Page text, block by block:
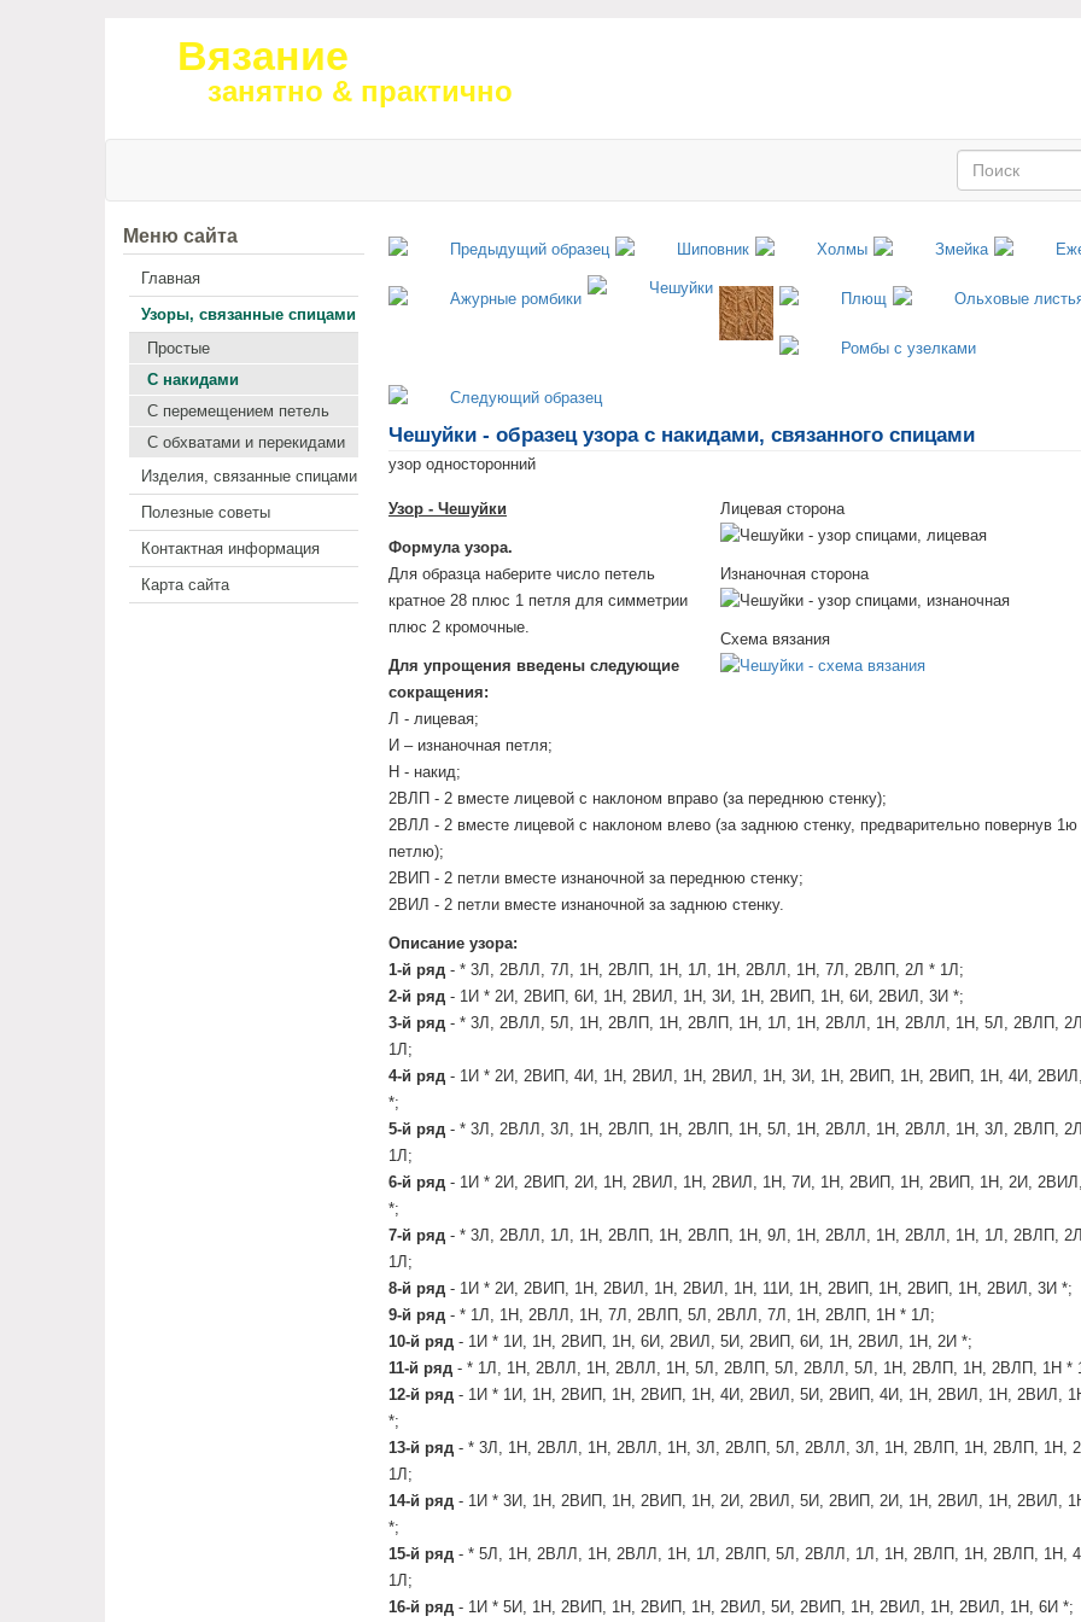
Вязание
занятно & практично
Меню сайта
Главная
Узоры, связанные спицами
Простые
С накидами
С перемещением петель
С обхватами и перекидами
Изделия, связанные спицами
Полезные советы
Контактная информация
Карта сайта
Чешуйки - образец узора с накидами, связанного спицами
узор односторонний
Лицевая сторона
Изнаночная сторона
Схема вязания
Узор - Чешуйки
Формула узора.
Для образца наберите число петель
кратное 28 плюс 1 петля для симметрии
плюс 2 кромочные.
Для упрощения введены следующие
сокращения:
Л - лицевая;
И – изнаночная петля;
Н - накид;
2ВЛП - 2 вместе лицевой с наклоном вправо (за переднюю стенку);
2ВЛЛ - 2 вместе лицевой с наклоном влево (за заднюю стенку, предварительно повернув 1ю
петлю);
2ВИП - 2 петли вместе изнаночной за переднюю стенку;
2ВИЛ - 2 петли вместе изнаночной за заднюю стенку.
Описание узора:
1-й ряд - * 3Л, 2ВЛЛ, 7Л, 1Н, 2ВЛП, 1Н, 1Л, 1Н, 2ВЛЛ, 1Н, 7Л, 2ВЛП, 2Л * 1Л;
2-й ряд - 1И * 2И, 2ВИП, 6И, 1Н, 2ВИЛ, 1Н, 3И, 1Н, 2ВИП, 1Н, 6И, 2ВИЛ, 3И *;
3-й ряд - * 3Л, 2ВЛЛ, 5Л, 1Н, 2ВЛП, 1Н, 2ВЛП, 1Н, 1Л, 1Н, 2ВЛЛ, 1Н, 2ВЛЛ, 1Н, 5Л, 2ВЛП,
1Л;
4-й ряд - 1И * 2И, 2ВИП, 4И, 1Н, 2ВИЛ, 1Н, 2ВИЛ, 1Н, 3И, 1Н, 2ВИП, 1Н, 2ВИП, 1Н, 4И,
*;
5-й ряд - * 3Л, 2ВЛЛ, 3Л, 1Н, 2ВЛП, 1Н, 2ВЛП, 1Н, 5Л, 1Н, 2ВЛЛ, 1Н, 2ВЛЛ, 1Н, 3Л, 2ВЛП,
1Л;
6-й ряд - 1И * 2И, 2ВИП, 2И, 1Н, 2ВИЛ, 1Н, 2ВИЛ, 1Н, 7И, 1Н, 2ВИП, 1Н, 2ВИП, 1Н, 2И,
*;
7-й ряд - * 3Л, 2ВЛЛ, 1Л, 1Н, 2ВЛП, 1Н, 2ВЛП, 1Н, 9Л, 1Н, 2ВЛЛ, 1Н, 2ВЛЛ, 1Н, 1Л, 2ВЛП,
1Л;
8-й ряд - 1И * 2И, 2ВИП, 1Н, 2ВИЛ, 1Н, 2ВИЛ, 1Н, 11И, 1Н, 2ВИП, 1Н, 2ВИП, 1Н, 2ВИЛ, 3И *;
9-й ряд - * 1Л, 1Н, 2ВЛЛ, 1Н, 7Л, 2ВЛП, 5Л, 2ВЛЛ, 7Л, 1Н, 2ВЛП, 1Н * 1Л;
10-й ряд - 1И * 1И, 1Н, 2ВИП, 1Н, 6И, 2ВИЛ, 5И, 2ВИП, 6И, 1Н, 2ВИЛ, 1Н, 2И *;
11-й ряд - * 1Л, 1Н, 2ВЛЛ, 1Н, 2ВЛЛ, 1Н, 5Л, 2ВЛП, 5Л, 2ВЛЛ, 5Л, 1Н, 2ВЛП, 1Н, 2ВЛП, 1Н *
12-й ряд - 1И * 1И, 1Н, 2ВИП, 1Н, 2ВИП, 1Н, 4И, 2ВИЛ, 5И, 2ВИП, 4И, 1Н, 2ВИЛ, 1Н, 2ВИЛ,
*;
13-й ряд - * 3Л, 1Н, 2ВЛЛ, 1Н, 2ВЛЛ, 1Н, 3Л, 2ВЛП, 5Л, 2ВЛЛ, 3Л, 1Н, 2ВЛП, 1Н, 2ВЛП, 1Н,
1Л;
14-й ряд - 1И * 3И, 1Н, 2ВИП, 1Н, 2ВИП, 1Н, 2И, 2ВИЛ, 5И, 2ВИП, 2И, 1Н, 2ВИЛ, 1Н, 2ВИЛ,
*;
15-й ряд - * 5Л, 1Н, 2ВЛЛ, 1Н, 2ВЛЛ, 1Н, 1Л, 2ВЛП, 5Л, 2ВЛЛ, 1Л, 1Н, 2ВЛП, 1Н, 2ВЛП, 1Н,
1Л;
16-й ряд - 1И * 5И, 1Н, 2ВИП, 1Н, 2ВИП, 1Н, 2ВИЛ, 5И, 2ВИП, 1Н, 2ВИЛ, 1Н, 2ВИЛ, 1Н, 6И *;